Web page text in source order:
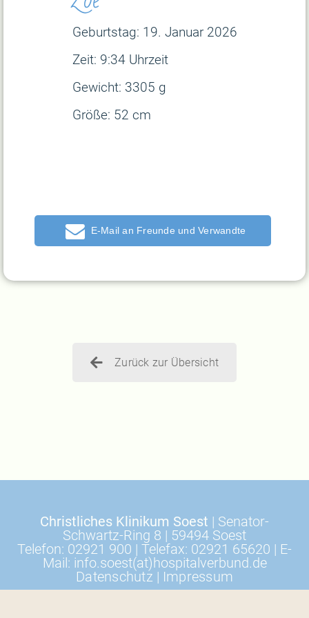
Geburtstag: 19. Januar 2026
Zeit: 9:34 Uhrzeit
Gewicht: 3305 g
Größe: 52 cm
E-Mail
Zurück zur Übersicht
Christliches Klinikum Soest | Senator-
Schwartz-Ring 8 | 59494 Soest
Telefon: 02921 900 | Telefax: 02921 65620 | E-
Mail: info.soest(at)hospitalverbund.de
Datenschutz | Impressum